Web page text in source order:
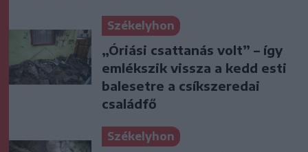
Székelyhon
„Óriási csattanás volt” – így
emlékszik vissza a kedd esti
balesetre a csíkszeredai
családfő
Székelyhon